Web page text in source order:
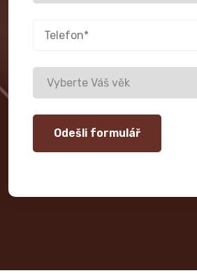
Odešli formulář